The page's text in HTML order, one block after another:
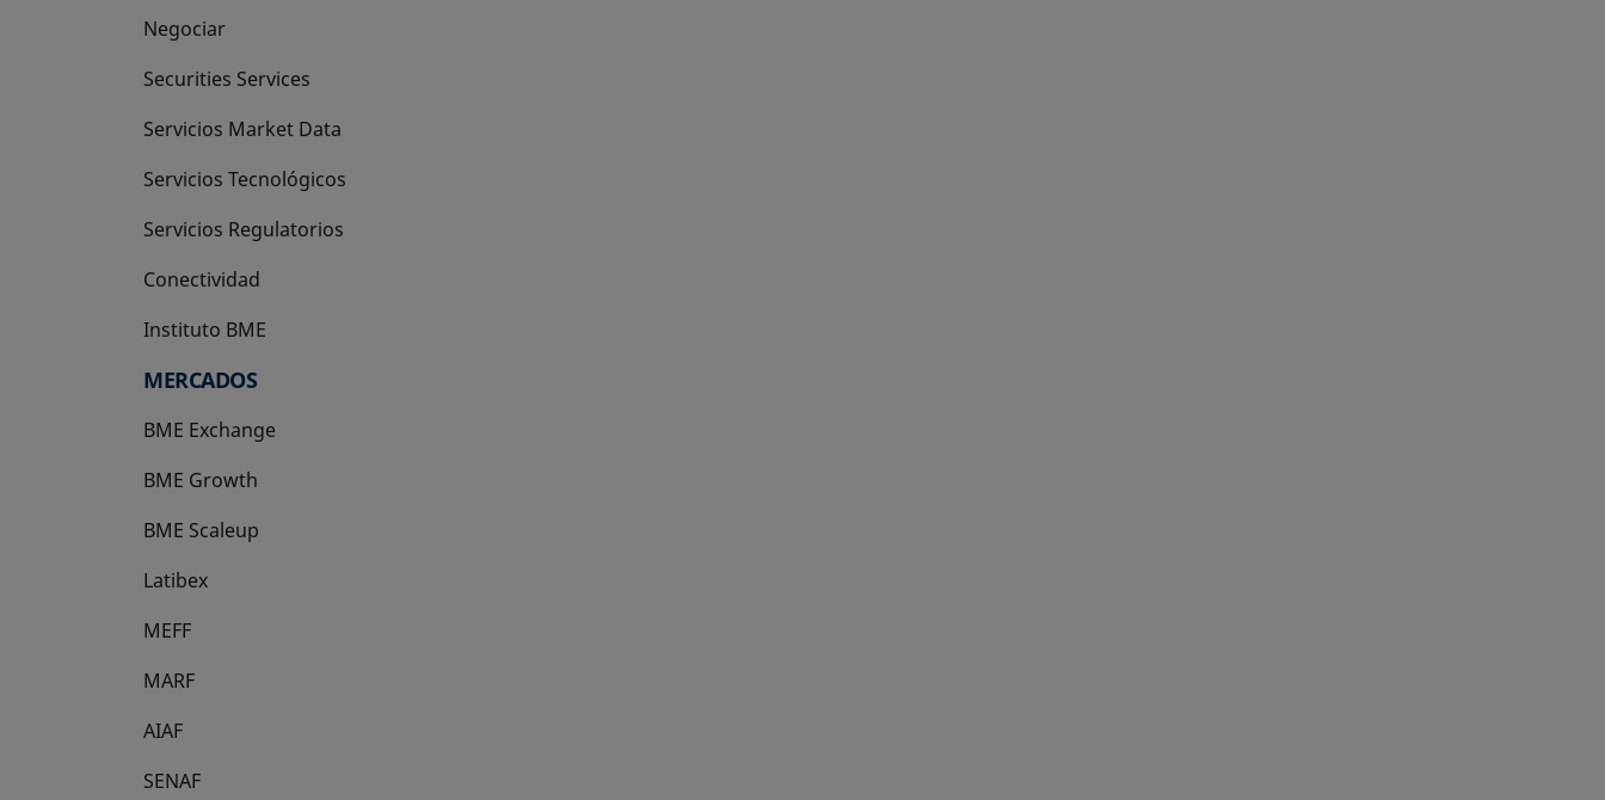
Negociar
Securities Services
Servicios Market Data
Servicios Tecnológicos
Servicios Regulatorios
Conectividad
Instituto BME
se abre en una pestaña nueva
MERCADOS
BME Exchange
BME Growth
se abre en una pestaña nueva
BME Scaleup
se abre en una pestaña nueva
Latibex
se abre en una pestaña nueva
MEFF
se abre en una pestaña nueva
MARF
AIAF
SENAF